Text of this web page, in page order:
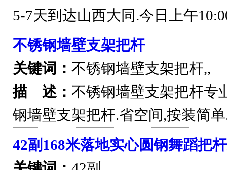
5-7天到达山西大同.今日上午
不锈钢墙壁支架把杆
关键词： 不锈钢墙壁支架把杆,,
描 述： 不锈钢墙壁支架把杆专
钢墙壁支架把杆.省空间,按装简
42副168米落地实心圆钢舞蹈把